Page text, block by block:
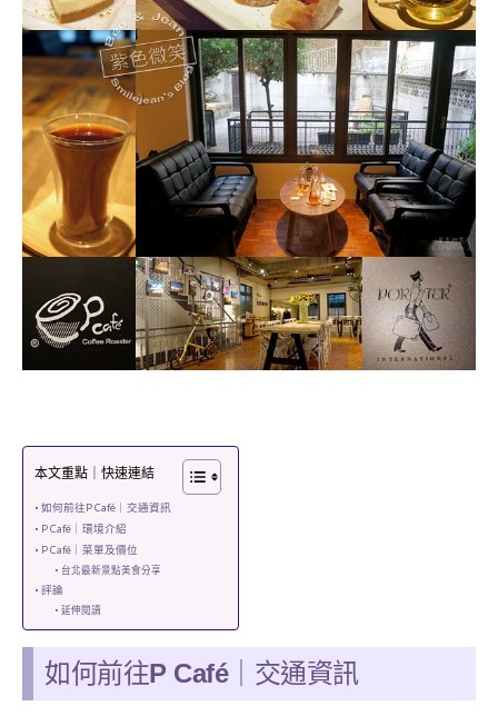
本文重點｜快速連結
如何前往P Café｜交通資訊
P Café｜環境介紹
P Café｜菜單及價位
台北最新景點美食分享
評論
延伸閱讀
如何前往P Café｜交通資訊